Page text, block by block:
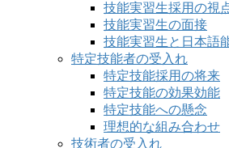
技能実習生採用の視
技能実習生の面接
技能実習生と日本語
特定技能者の受入れ
特定技能採用の将来
特定技能の効果効能
特定技能への懸念
理想的な組み合わせ
技術者の受入れ